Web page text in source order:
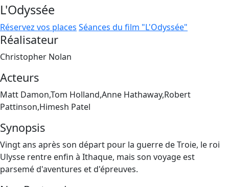
L'Odyssée
Réservez vos places Séances du film "L'Odyssée"
Réalisateur
Christopher Nolan
Acteurs
Matt Damon,Tom Holland,Anne Hathaway,Robert
Pattinson,Himesh Patel
Synopsis
Vingt ans après son départ pour la guerre de Troie, le roi
Ulysse rentre enfin à Ithaque, mais son voyage est
parsemé d'aventures et d'épreuves.